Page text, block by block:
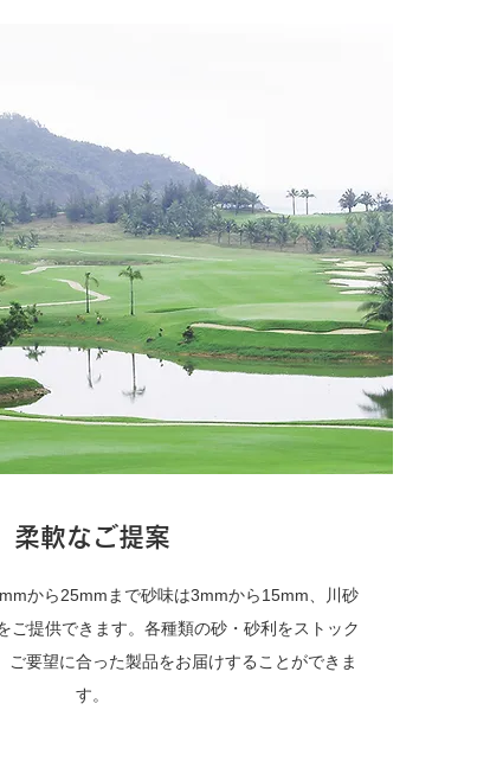
柔軟なご提案
から25mmまで砂味は3mmから15mm、川砂
ご提供できます。各種類の砂・砂利をストック
ご要望に合った製品をお届けすることができま
す。